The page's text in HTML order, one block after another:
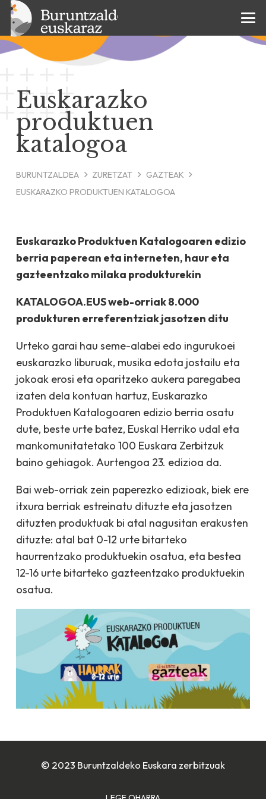
Euskarazko
produktuen
katalogoa
BURUNTZALDEA ZURETZAT
GAZTEAK
EUSKARAZKO PRODUKTUEN KATALOGOA
Euskarazko Produktuen Katalogoaren edizio
berria paperean eta interneten, haur eta
gazteentzako milaka produkturekin
KATALOGOA.EUS web-orriak 8.000
produkturen erreferentziak jasotzen ditu
Urteko garai hau seme-alabei edo ingurukoei
euskarazko liburuak, musika edota jostailu eta
jokoak erosi eta oparitzeko aukera paregabea
izaten dela kontuan hartuz, Euskarazko
Produktuen Katalogoaren edizio berria osatu
dute, beste urte batez, Euskal Herriko udal eta
mankomunitatetako 100 Euskara Zerbitzuk
baino gehiagok. Aurtengoa 23. edizioa da.
Bai web-orriak zein paperezko edizioak, biek ere
itxura berriak estreinatu dituzte eta jasotzen
dituzten produktuak bi atal nagusitan erakusten
dituzte: atal bat 0-12 urte bitarteko
haurrentzako produktuekin osatua, eta bestea
12-16 urte bitarteko gazteentzako produktuekin
osatua.
© 2023 Buruntzaldeko Euskara zerbitzuak